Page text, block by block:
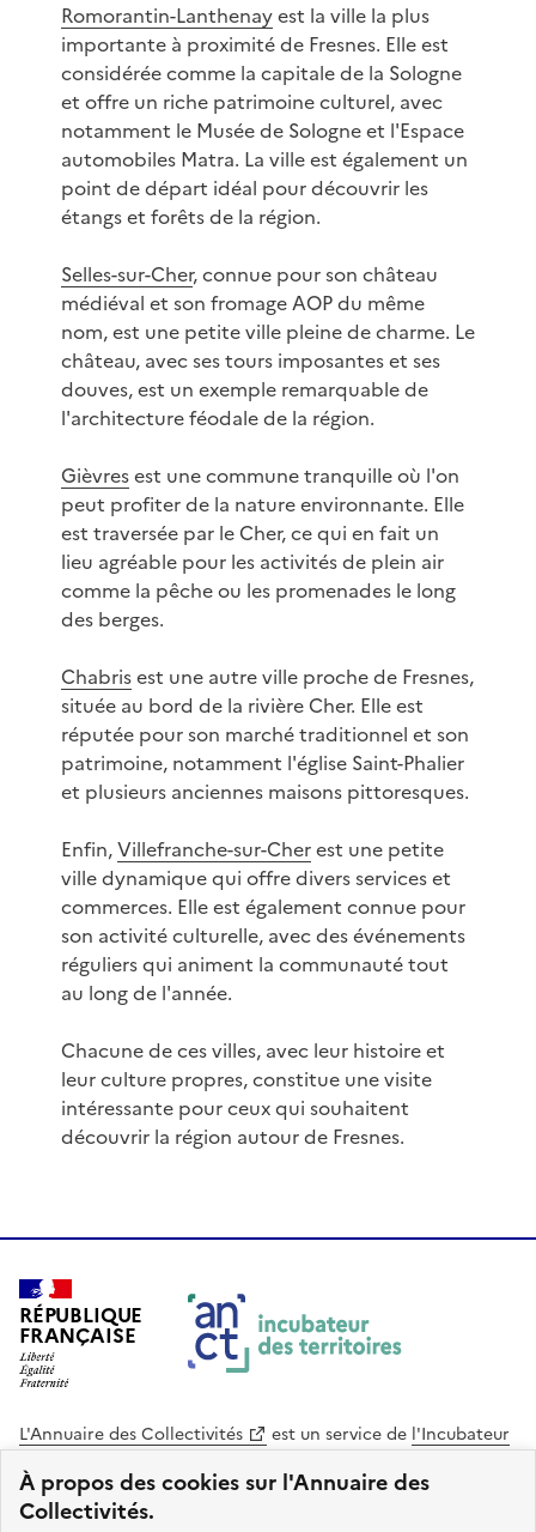
À propos des cookies sur l'Annuaire des
Collectivités.
Romorantin-Lanthenayest la ville la plus
importante à proximité de Fresnes. Elle est
considérée comme la capitale de la Sologne
et offre un riche patrimoine culturel, avec
notamment le Musée de Sologne et l'Espace
automobiles Matra. La ville est également un
point de départ idéal pour découvrir les
étangs et forêts de la région.
Selles-sur-Cher, connue pour son château
médiéval et son fromage AOP du même
nom, est une petite ville pleine de charme. Le
château, avec ses tours imposantes et ses
douves, est un exemple remarquable de
l'architecture féodale de la région.
Gièvresest une commune tranquille où l'on
peut profiter de la nature environnante. Elle
est traversée par le Cher, ce qui en fait un
lieu agréable pour les activités de plein air
comme la pêche ou les promenades le long
des berges.
Chabrisest une autre ville proche de Fresnes,
située au bord de la rivière Cher. Elle est
réputée pour son marché traditionnel et son
patrimoine, notamment l'église Saint-Phalier
et plusieurs anciennes maisons pittoresques.
Enfin,Villefranche-sur-Cherest une petite
ville dynamique qui offre divers services et
commerces. Elle est également connue pour
son activité culturelle, avec des événements
réguliers qui animent la communauté tout
au long de l'année.
Chacune de ces villes, avec leur histoire et
leur culture propres, constitue une visite
intéressante pour ceux qui souhaitent
découvrir la région autour de Fresnes.
RÉPUBLIQUE
FRANÇAISE
L'Annuaire des Collectivités est un service de l'Incubateur
des Territoires
Cohésion des Territoires
. Le code source de ce site web
est disponible en licence libre. Le design de ce site est conçu